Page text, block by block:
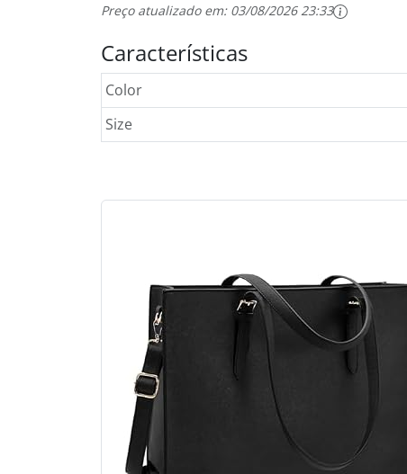
Preço atualizado em: 03/08/2026 23:33
Características
Color
Size